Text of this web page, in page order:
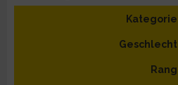
Kategorie
Geschlecht
Rang